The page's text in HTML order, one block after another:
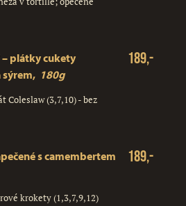
– plátky cukety
sýrem, 180g
189,-
Coleslaw (3,7,10) - bez
s camembertem
189,-
krokety (1,3,7,9,12)